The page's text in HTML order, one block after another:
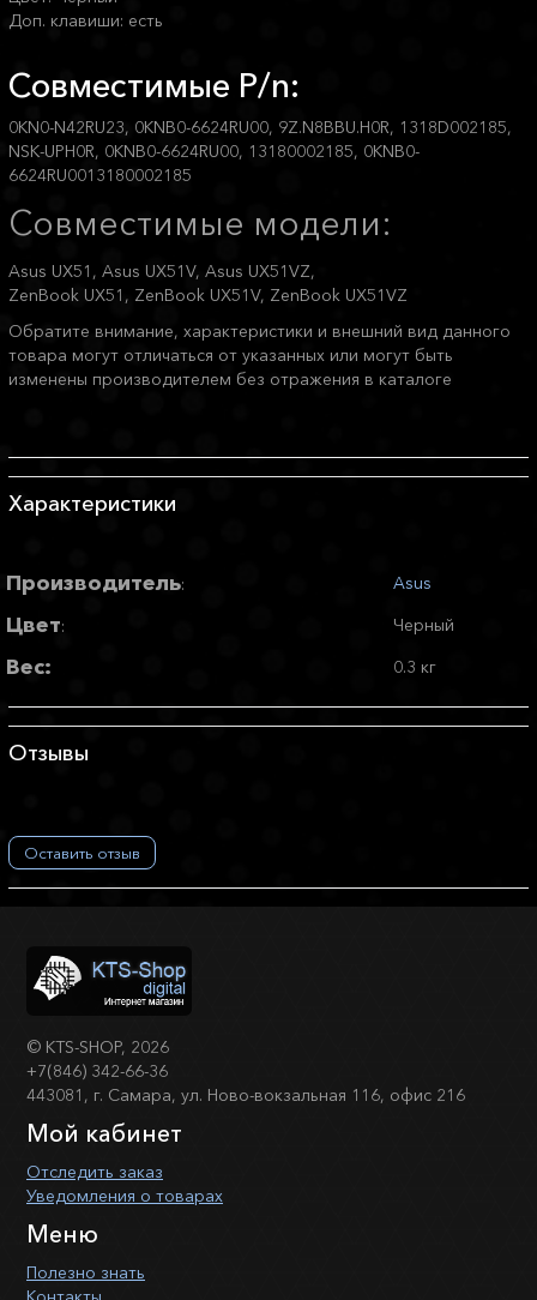
Доп. клавиши: есть
Совместимые P/n:
0KN0-N42RU23, 0KNB0-6624RU00, 9Z.N8BBU.H0R, 1318D002185,
NSK-UPH0R, 0KNB0-6624RU00, 13180002185, 0KNB0-
6624RU0013180002185
Совместимые модели:
Asus UX51, Asus UX51V, Asus UX51VZ,
ZenBook UX51, ZenBook UX51V, ZenBook UX51VZ
Обратите внимание, характеристики и внешний вид данного
товара могут отличаться от указанных или могут быть
изменены производителем без отражения в каталоге
Характеристики
Производитель: Asus
Цвет: Черный
Вес: 0.3 кг
Отзывы
Оставить отзыв
© KTS-SHOP, 2026
+7(846) 342-66-36
443081, г. Самара, ул. Ново-вокзальная 116, офис 216
Мой кабинет
Отследить заказ
Уведомления о товарах
Меню
Полезно знать